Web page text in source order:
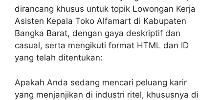
dirancang khusus untuk topik Lowongan Kerja
Asisten Kepala Toko Alfamart di Kabupaten
Bangka Barat, dengan gaya deskriptif dan
casual, serta mengikuti format HTML dan ID
yang telah ditentukan:
Apakah Anda sedang mencari peluang karir
yang menjanjikan di industri ritel, khususnya di